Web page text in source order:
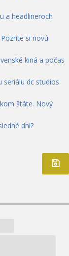
a headlineroch
si novú
kiná a počas
seriálu dc studios
štáte. Nový
dni?